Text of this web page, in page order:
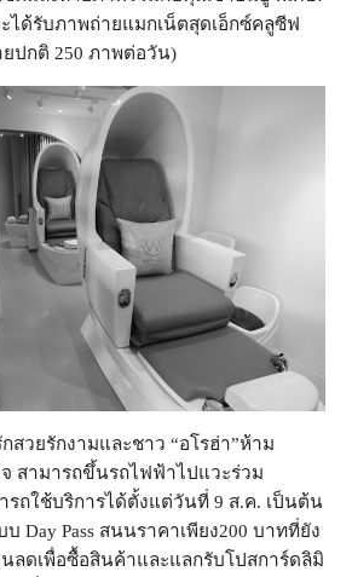
ได้รับภาพถ่ายแมกเน็ตสุดเอ็กซ์คลูซีฟ
ปกติ 250 ภาพต่อวัน)
สวยรักงามและชาว “อโรฮ่า”ห้าม
สามารถขึ้นรถไฟฟ้าไปแวะร่วม
รถใช้บริการได้ตั้งแต่วันที่ 9 ส.ค. เป็นต้น
Day Pass สนนราคาเพียง200 บาทที่ยัง
ลดเพื่อซื้อสินค้าและแลกรับโปสการ์ดลิมิ